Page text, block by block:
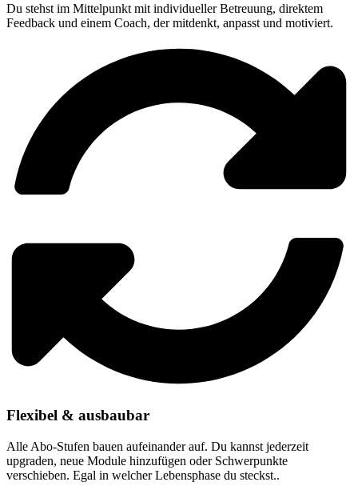
Du stehst im Mittelpunkt mit individueller Betreuung, direktem
Feedback und einem Coach, der mitdenkt, anpasst und motiviert.
Flexibel & ausbaubar
Alle Abo-Stufen bauen aufeinander auf. Du kannst jederzeit
upgraden, neue Module hinzufügen oder Schwerpunkte
verschieben. Egal in welcher Lebensphase du steckst..